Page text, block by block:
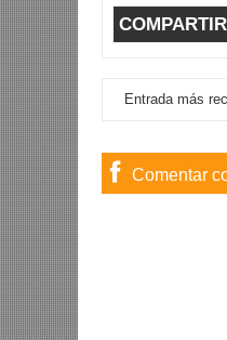
Entrada más
Comentar